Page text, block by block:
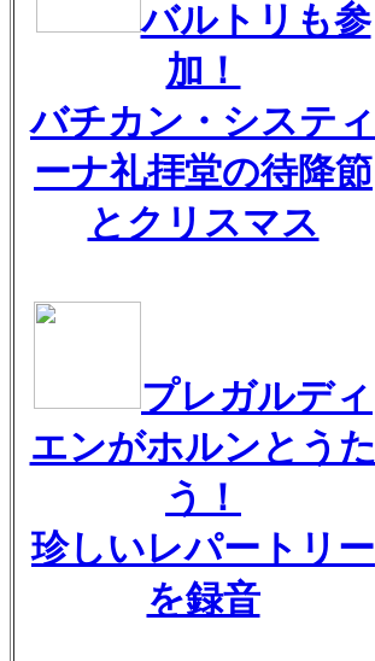
バルトリも参
加！
バチカン・システィ
ーナ礼拝堂の待降節
とクリスマス
プレガルディ
エンがホルンとうた
う！
珍しいレパートリー
を録音